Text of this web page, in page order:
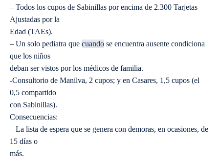
– Todos los cupos de Sabinillas por encima de 2.300 Tarjetas
Ajustadas por la
Edad (TAEs).
– Un solo pediatra que cuando se encuentra ausente condiciona
que los niños
deban ser vistos por los médicos de familia.
-Consultorio de Manilva, 2 cupos; y en Casares, 1,5 cupos (el
0,5 compartido
con Sabinillas).
Consecuencias:
– La lista de espera que se genera con demoras, en ocasiones, de
15 días o
más.